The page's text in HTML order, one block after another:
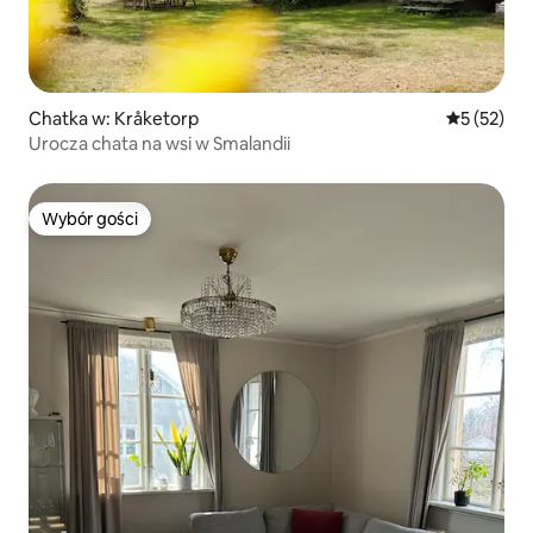
Chatka w: Kråketorp Średnia
5 (52)
Urocza chata na wsi w Smalandii
Wybór gości
Wybór gości